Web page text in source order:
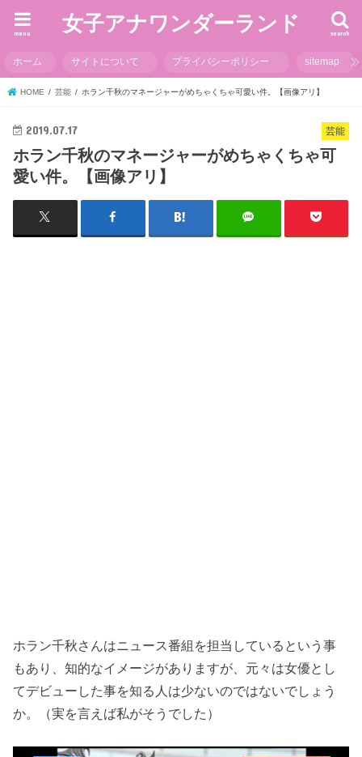
女子アナワンダーランド search
menu
ホーム サイトについて プライバシーポリシー sitemap
HOME 芸能 ホラン千秋のマネージャーがめちゃくちゃ可愛い件。【画像アリ】
芸能
2019.07.17
ホラン千秋のマネージャーがめちゃくちゃ可
愛い件。【画像アリ】
ホラン千秋さんはニュース番組を担当しているという事
もあり、知的なイメージがありますが、元々は女優とし
てデビューした事を知る人は少ないのではないでしょう
か。（実を言えば私がそうでした）